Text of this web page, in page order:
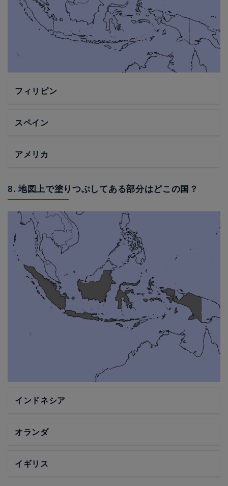
フィリピン
スペイン
アメリカ
8. 地図上で塗りつぶしてある部分はどこの国？
インドネシア
オランダ
イギリス